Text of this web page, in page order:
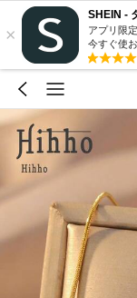
×
SHEIN -
アプリ限
今すぐ使お